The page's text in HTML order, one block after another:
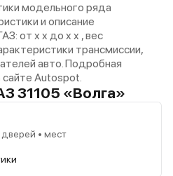
модельного ряда
и описание
от x x до x x , вес
трансмиссии,
авто. Подробная
Autospot.
31105 «Волга»
дверей • мест